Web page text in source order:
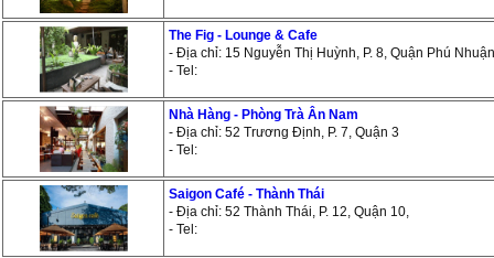
The Fig - Lounge & Cafe
- Địa chỉ: 15 Nguyễn Thị Huỳnh, P. 8, Quận Phú Nhuận
- Tel:
Nhà Hàng - Phòng Trà Ân Nam
- Địa chỉ: 52 Trương Định, P. 7, Quận 3
- Tel:
Saigon Café - Thành Thái
- Địa chỉ: 52 Thành Thái, P. 12, Quận 10,
- Tel: